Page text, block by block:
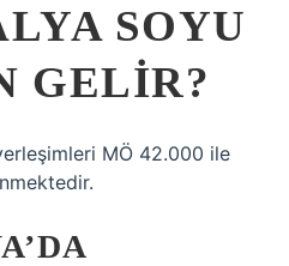
SOYU
GELIR?
MÖ 42.000 ile